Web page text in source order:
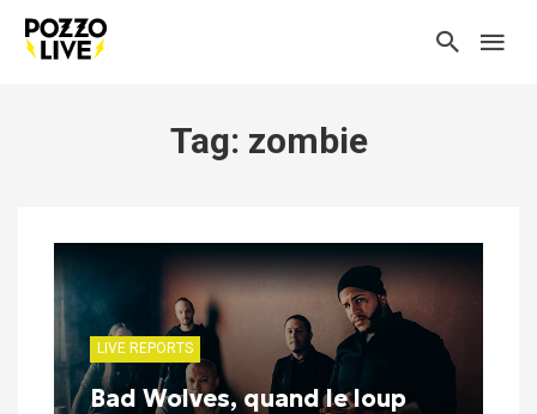
Tag: zombie
LIVE REPORTS
Bad Wolves, quand le loup